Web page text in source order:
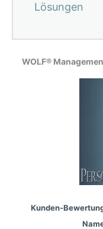
Lösungen
WOLF®
Kunden-